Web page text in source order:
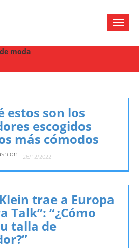
moda
estos son los
escogidos
más cómodos
26/12/2022
trae a Europa
Talk”: “¿Cómo
talla de